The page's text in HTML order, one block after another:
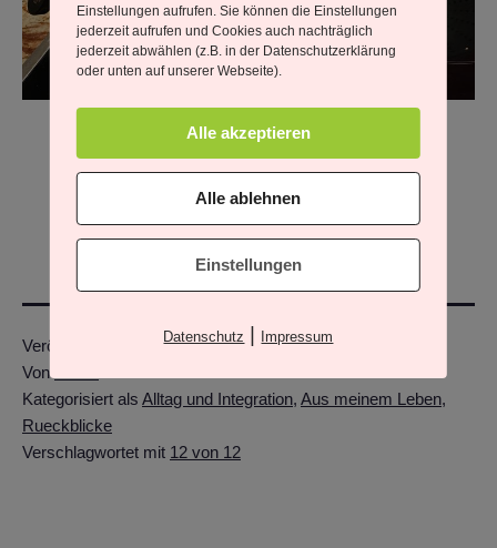
Der Teekessel pfeift (laut
). Es geht in die ruhigen
Veröffentlicht am
12. März 2025
Von
Kategorisiert als Alltag und Integration, Aus meinem Leben,
Rueckblicke
Verschlagwortet mit 12 von 12
Einstellungen aufrufen. Sie können die Einstellungen
jederzeit aufrufen und Cookies auch nachträglich
jederzeit abwählen (z.B. in der Datenschutzerklärung
oder unten auf unserer Webseite).
Alle akzeptieren
Alle ablehnen
Einstellungen
Datenschutz | Impressum